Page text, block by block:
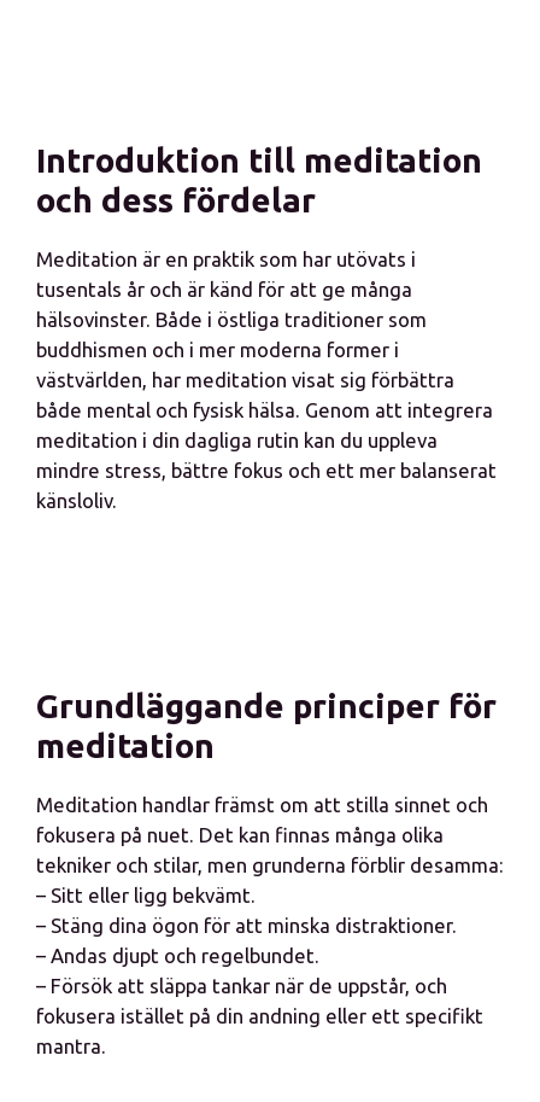
Introduktion till meditation
och dess fördelar
Meditation är en praktik som har utövats i
tusentals år och är känd för att ge många
hälsovinster. Både i östliga traditioner som
buddhismen och i mer moderna former i
västvärlden, har meditation visat sig förbättra
både mental och fysisk hälsa. Genom att integrera
meditation i din dagliga rutin kan du uppleva
mindre stress, bättre fokus och ett mer balanserat
känsloliv.
Grundläggande principer för
meditation
Meditation handlar främst om att stilla sinnet och
fokusera på nuet. Det kan finnas många olika
tekniker och stilar, men grunderna förblir desamma:
– Sitt eller ligg bekvämt.
– Stäng dina ögon för att minska distraktioner.
– Andas djupt och regelbundet.
– Försök att släppa tankar när de uppstår, och
fokusera istället på din andning eller ett specifikt
mantra.